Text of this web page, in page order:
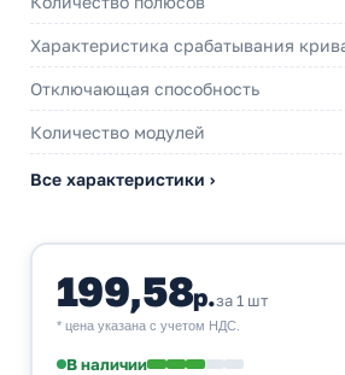
Характеристика срабатывания
Отключающая способность
Количество модулей
Все характеристики ›
199,58р.за 1 шт
* цена указана с учетом НДС.
В наличии